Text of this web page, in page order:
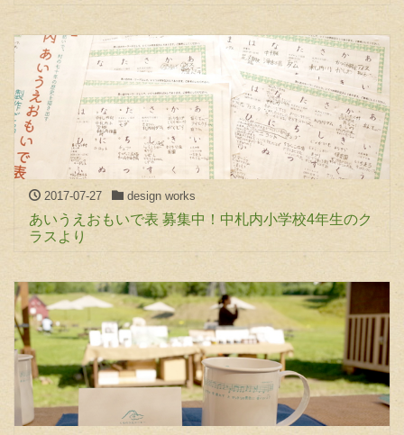
2017-07-27 design works
あいうえおもいで表 募集中！中札内小学校4年生のク
ラスより